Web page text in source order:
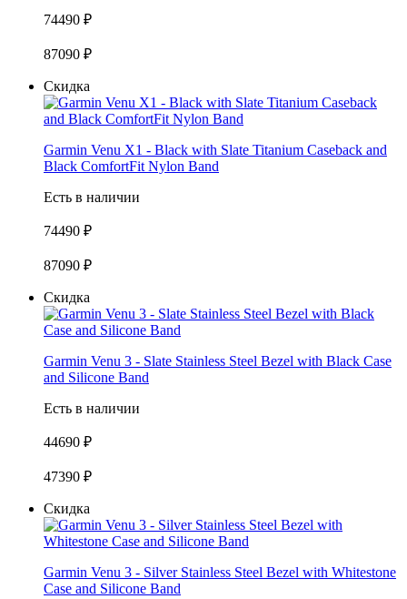
74490 ₽
87090 ₽
Скидка
Garmin Venu X1 - Black with Slate Titanium Caseback and
Black ComfortFit Nylon Band
Есть в наличии
74490 ₽
87090 ₽
Скидка
Garmin Venu 3 - Slate Stainless Steel Bezel with Black Case
and Silicone Band
Есть в наличии
44690 ₽
47390 ₽
Скидка
Garmin Venu 3 - Silver Stainless Steel Bezel with Whitestone
Case and Silicone Band